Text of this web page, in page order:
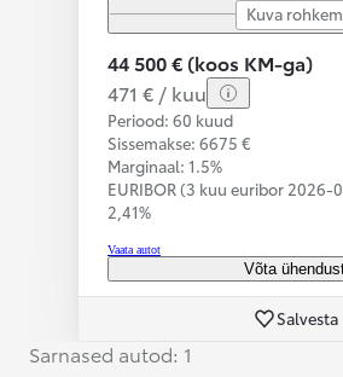
Kuva rohkem
44 500 € (koos KM-ga)
471 € / kuu
Periood: 60 kuud
Sissemakse: 6675 €
Marginaal: 1.5%
EURIBOR (3 kuu euribor 2026-
2,41%
Vaata autot
Võta
Salvesta
Sarnased autod: 1